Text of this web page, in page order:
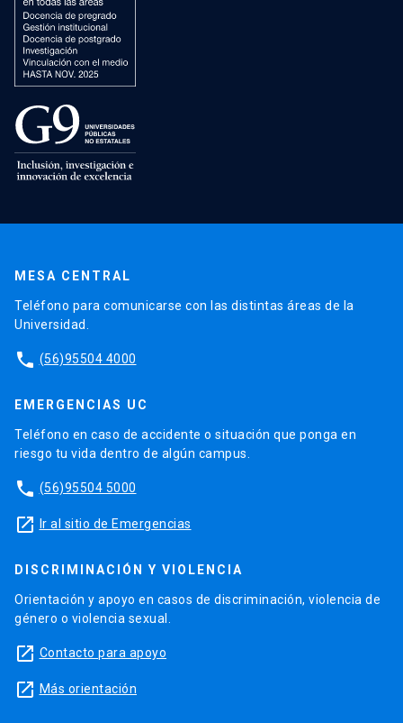
MESA CENTRAL
Teléfono para comunicarse con las distintas áreas de la
Universidad.
phone (56)95504 4000
EMERGENCIAS UC
Teléfono en caso de accidente o situación que ponga en
riesgo tu vida dentro de algún campus.
phone (56)95504 5000
launch Ir al sitio de Emergencias
DISCRIMINACIÓN Y VIOLENCIA
Orientación y apoyo en casos de discriminación, violencia de
género o violencia sexual.
launch Contacto para apoyo
launch Más orientación